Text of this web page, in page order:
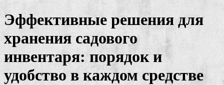
Эффективные решения для
хранения садового
инвентаря: порядок и
удобство в каждом средстве